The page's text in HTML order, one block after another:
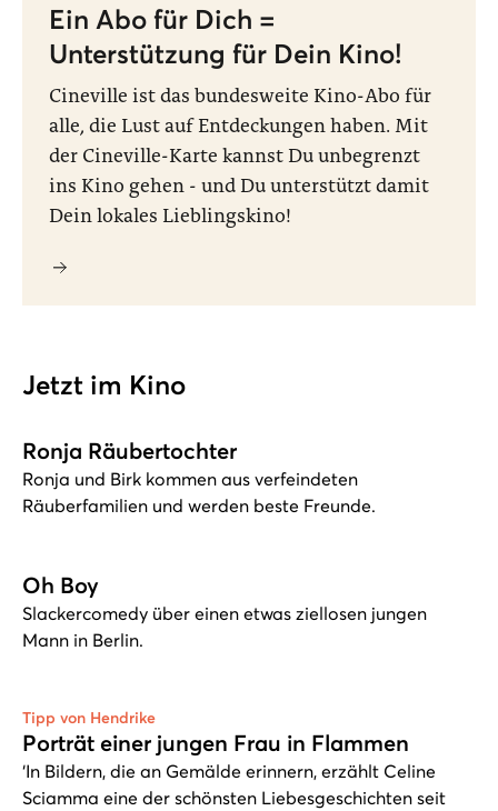
Ein Abo für Dich =
Unterstützung für Dein Kino!
Cineville ist das bundesweite Kino-Abo für
alle, die Lust auf Entdeckungen haben. Mit
der Cineville-Karte kannst Du unbegrenzt
ins Kino gehen - und Du unterstützt damit
Dein lokales Lieblingskino!
Jetzt im Kino
Ronja Räubertochter
Ronja und Birk kommen aus verfeindeten
Räuberfamilien und werden beste Freunde.
Oh Boy
Slackercomedy über einen etwas ziellosen jungen
Mann in Berlin.
Tipp von Hendrike
Porträt einer jungen Frau in Flammen
‘In Bildern, die an Gemälde erinnern, erzählt Celine
Sciamma eine der schönsten Liebesgeschichten seit